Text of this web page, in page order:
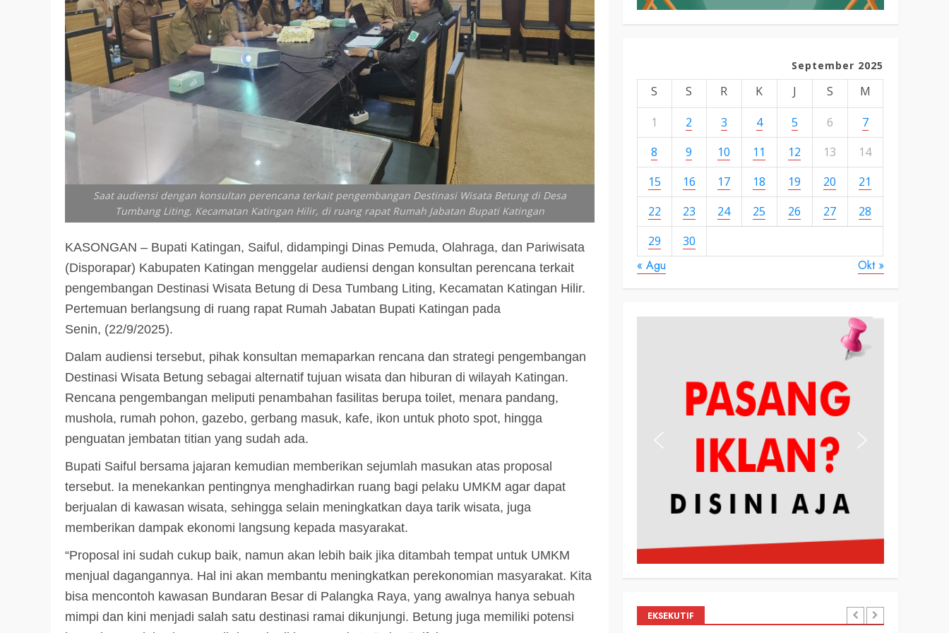
Saat audiensi dengan konsultan perencana terkait pengembangan Destinasi Wisata Betung di Desa
Tumbang Liting, Kecamatan Katingan Hilir, di ruang rapat Rumah Jabatan Bupati Katingan
KASONGAN – Bupati Katingan, Saiful, didampingi Dinas Pemuda, Olahraga, dan Pariwisata
(Disporapar) Kabupaten Katingan menggelar audiensi dengan konsultan perencana terkait
pengembangan Destinasi Wisata Betung di Desa Tumbang Liting, Kecamatan Katingan Hilir.
Pertemuan berlangsung di ruang rapat Rumah Jabatan Bupati Katingan pada
Senin, (22/9/2025).
Dalam audiensi tersebut, pihak konsultan memaparkan rencana dan strategi pengembangan
Destinasi Wisata Betung sebagai alternatif tujuan wisata dan hiburan di wilayah Katingan.
Rencana pengembangan meliputi penambahan fasilitas berupa toilet, menara pandang,
mushola, rumah pohon, gazebo, gerbang masuk, kafe, ikon untuk photo spot, hingga
penguatan jembatan titian yang sudah ada.
Bupati Saiful bersama jajaran kemudian memberikan sejumlah masukan atas proposal
tersebut. Ia menekankan pentingnya menghadirkan ruang bagi pelaku UMKM agar dapat
berjualan di kawasan wisata, sehingga selain meningkatkan daya tarik wisata, juga
memberikan dampak ekonomi langsung kepada masyarakat.
“Proposal ini sudah cukup baik, namun akan lebih baik jika ditambah tempat untuk UMKM
menjual dagangannya. Hal ini akan membantu meningkatkan perekonomian masyarakat. Kita
bisa mencontoh kawasan Bundaran Besar di Palangka Raya, yang awalnya hanya sebuah
mimpi dan kini menjadi salah satu destinasi ramai dikunjungi. Betung juga memiliki potensi
September 2025
S S R K J S
M
1
2 3 4 5 6
7
8
9 10 11 12 13
14
15
16 17 18 19 20
21
22
23 24 25 26 27
28
29
30
« Agu Okt »
EKSEKUTIF